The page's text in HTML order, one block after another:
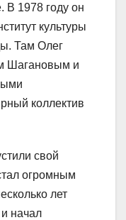
В 1978 году он
культуры
Там Олег
Шагановым и
коллектив
свой
огромным
лет
начал